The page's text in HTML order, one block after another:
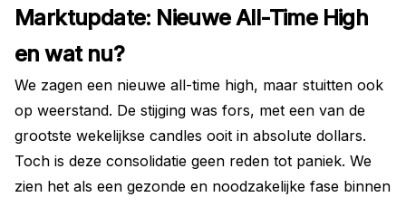
Marktupdate: Nieuwe All-Time High
en wat nu?
We zagen een nieuwe all-time high, maar stuitten ook
op weerstand. De stijging was fors, met een van de
grootste wekelijkse candles ooit in absolute dollars.
Toch is deze consolidatie geen reden tot paniek. We
zien het als een gezonde en noodzakelijke fase binnen